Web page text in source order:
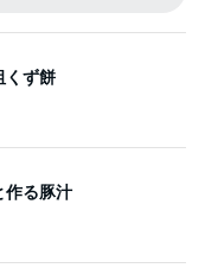
る豚汁
晩ごはん